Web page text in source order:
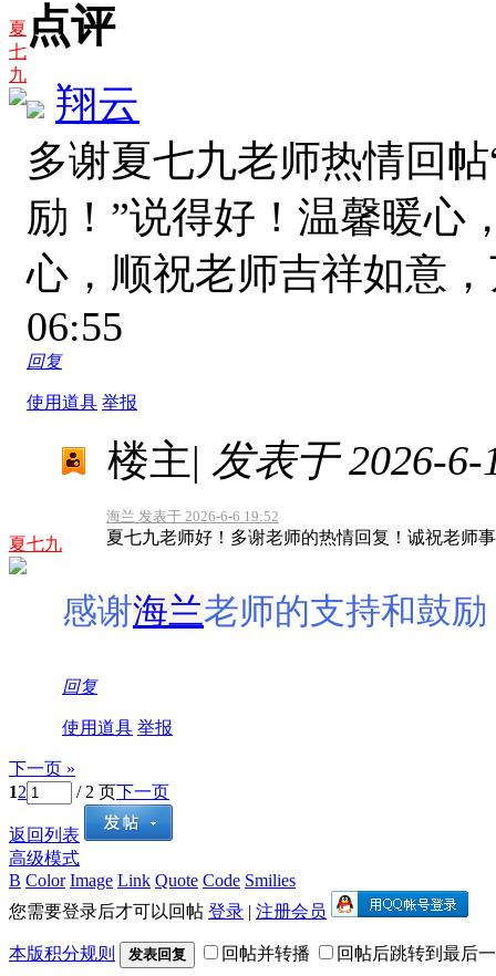
夏
七
九
点评
翔云
多谢夏七九老师热情回
励！”说得好！温馨暖心
心，顺祝老师吉祥如意
06:55
回复
使用道具 举报
夏七九
楼主| 发表于 2026-6-
海兰 发表于 2026-6-6 19:52
夏七九老师好！多谢老师的热情回复！诚祝老师
感谢海兰老师的支持和鼓励
回复
使用道具 举报
下一页 »
12 / 2 页下一页
返回列表
高级模式
B Color Image Link Quote Code Smilies
您需要登录后才可以回帖 登录 | 注册会员
本版积分规则 发表回复 回帖并转播 回帖后跳转到最后